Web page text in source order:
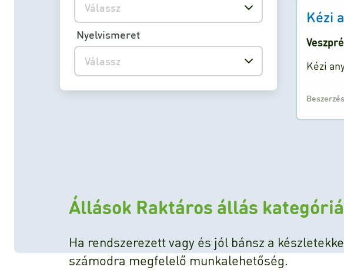
Válassz
Válassz
Nyelvismeret
Kézi
Kézi
Állások Raktáros állás
Ha rendszerezett vagy és jól bánsz a
számodra megfelelő munkalehetőség.